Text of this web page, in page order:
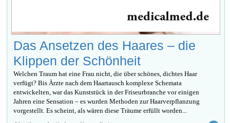
Das Ansetzen des Haares – die
Klippen der Schönheit
Welchen Traum hat eine Frau nicht, die über schönes, dichtes Haar
verfügt? Bis Ärzte nach dem Haartausch komplexe Schemata
entwickelten, war das Kunststück in der Friseurbranche vor einigen
Jahren eine Sensation – es wurden Methoden zur Haarverpflanzung
vorgestellt. Es scheint, als wären diese Träume erfüllt worden...